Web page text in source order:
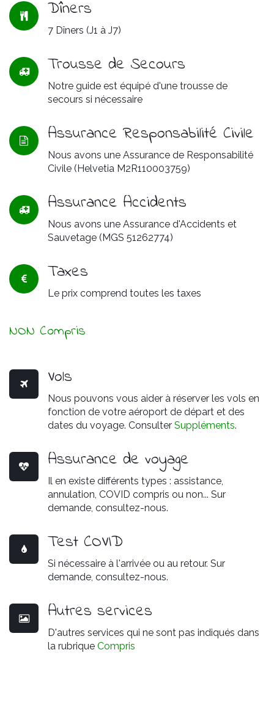
Dîners
7 Dîners (J1 à J7)
Trousse de Secours
Notre guide est équipé d'une trousse de
secours si nécessaire
Assurance Responsabilité Civile
Nous avons une Assurance de Responsabilité
Civile (Helvetia M2R110003759)
Assurance Accidents
Nous avons une Assurance d'Accidents et
Sauvetage (MGS 51262774)
Taxes
Le prix comprend toutes les taxes
NON Compris
Vols
Nous pouvons vous aider à réserver les vols en
fonction de votre aéroport de départ et des
dates du voyage. Consulter Suppléments.
Assurance de voyage
Il en existe différents types : assistance,
annulation, COVID compris ou non... Sur
demande, consultez-nous.
Test COVID
Si nécessaire à l'arrivée ou au retour. Sur
demande, consultez-nous.
Autres services
D'autres services qui ne sont pas indiqués dans
la rubrique Compris